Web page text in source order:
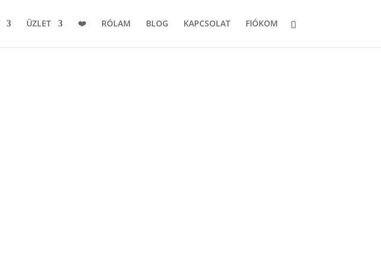
ÜZLET ❤️ RÓLAM BLOG KAPCSOLAT FIÓKOM